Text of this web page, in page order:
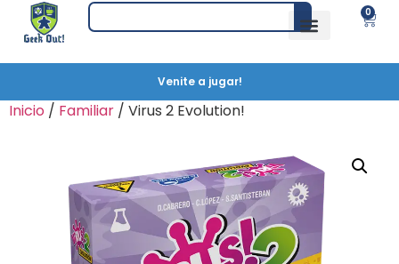
0
Venite a jugar!
Inicio / Familiar / Virus 2 Evolution!